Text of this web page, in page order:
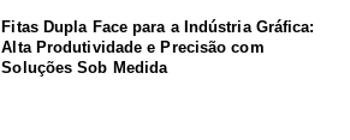
Fitas Dupla Face para a Indústria Gráfica:
Alta Produtividade e Precisão com
Soluções Sob Medida